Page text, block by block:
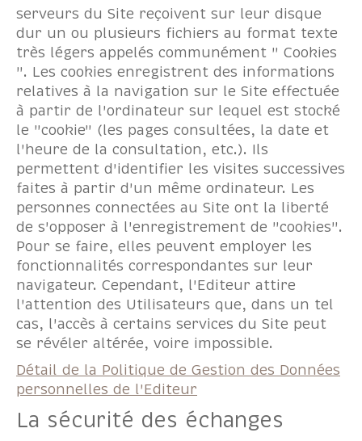
serveurs du Site reçoivent sur leur disque
dur un ou plusieurs fichiers au format texte
très légers appelés communément " Cookies
". Les cookies enregistrent des informations
relatives à la navigation sur le Site effectuée
à partir de l'ordinateur sur lequel est stocké
le "cookie" (les pages consultées, la date et
l'heure de la consultation, etc.). Ils
permettent d'identifier les visites successives
faites à partir d'un même ordinateur. Les
personnes connectées au Site ont la liberté
de s'opposer à l'enregistrement de "cookies".
Pour se faire, elles peuvent employer les
fonctionnalités correspondantes sur leur
navigateur. Cependant, l'Editeur attire
l'attention des Utilisateurs que, dans un tel
cas, l'accès à certains services du Site peut
se révéler altérée, voire impossible.
Détail de la Politique de Gestion des Données
personnelles de l'Editeur
La sécurité des échanges